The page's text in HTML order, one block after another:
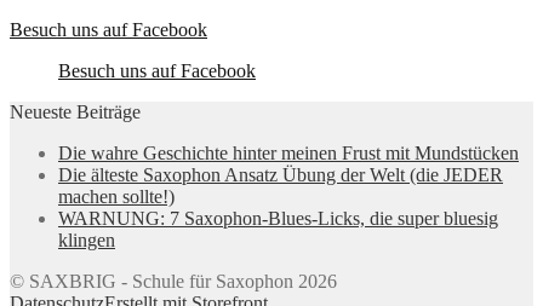
Besuch uns auf Facebook
Besuch uns auf Facebook
Neueste Beiträge
Die wahre Geschichte hinter meinen Frust mit Mundstücken
Die älteste Saxophon Ansatz Übung der Welt (die JEDER
machen sollte!)
WARNUNG: 7 Saxophon-Blues-Licks, die super bluesig
klingen
© SAXBRIG - Schule für Saxophon 2026